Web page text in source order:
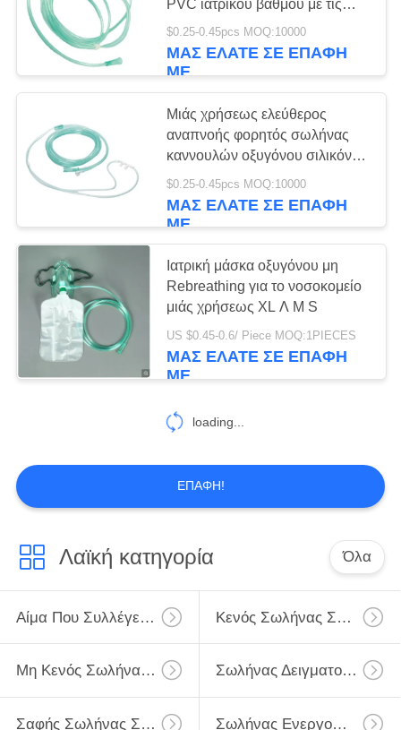
Υπέρ σωλήνας
πήξης
Σωλήνες PT
45
γλυκόζης
Σωλήνας ηπαρίνης
λίθιου
49
PVC ιατρικού βαθμού με τις
μαλακές άκρες
$0.25-0.45pcs MOQ:10000
ΜΑΣ ΕΛΆΤΕ ΣΕ ΕΠΑΦΉ
ΜΕ
Μιάς χρήσεως ελεύθερος
αναπνοής φορητός σωλήνας
καννουλών οξυγόνου σιλικόνης
ρινικός για ιατρικό
$0.25-0.45pcs MOQ:10000
ΜΑΣ ΕΛΆΤΕ ΣΕ ΕΠΑΦΉ
ΜΕ
Ιατρική μάσκα οξυγόνου μη
Rebreathing για το νοσοκομείο
μιάς χρήσεως XL Λ Μ S
US $0.45-0.6/ Piece MOQ:1PIECES
ΜΑΣ ΕΛΆΤΕ ΣΕ ΕΠΑΦΉ
ΜΕ
loading...
ΕΠΑΦΉ!
Λαϊκή κατηγορία Όλα
Αίμα Που Συλλέγει Το Σωλήνα Κενός Σωλήνας Συλλογής Αίματος
Μη Κενός Σωλήνας Συλλογής Αίματος Σωλήνας Δειγματοληψίας Ιών
Σαφής Σωλήνας Συλλογής Αίματος Σωλήνας Ενεργοποιητών Πηκτωμάτων Και Θρόμβων